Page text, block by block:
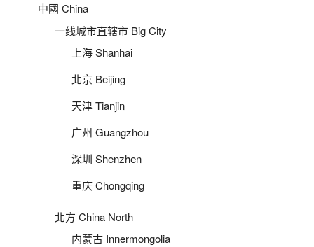
中國 China
一线城市直辖市 Big City
上海 Shanhai
北京 Beijing
天津 Tianjin
广州 Guangzhou
深圳 Shenzhen
重庆 Chongqing
北方 China North
内蒙古 Innermongolia